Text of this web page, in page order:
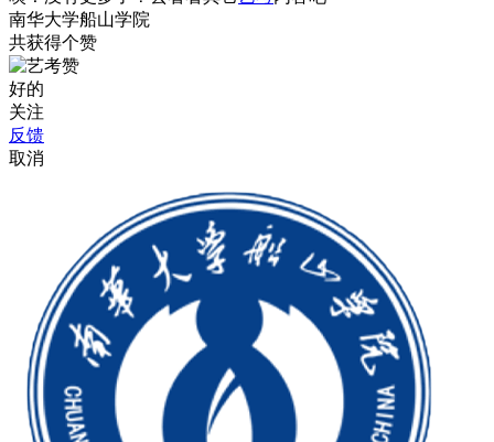
南华大学船山学院
共获得个赞
好的
关注
反馈
取消